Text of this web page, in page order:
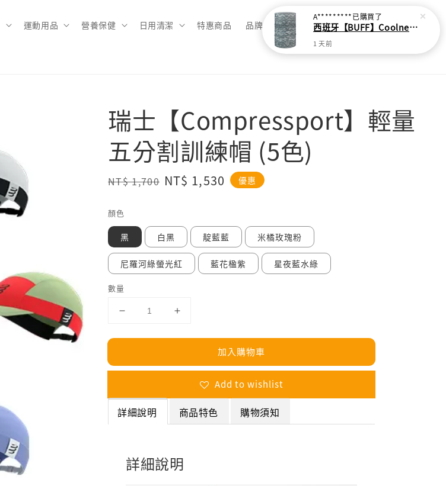
運動用品 營養保健 日用清潔 特惠商品 品牌總覽
瑞士【Compressport】輕量
五分割訓練帽 (5色)
Regular
NT$ 1,700 Sale
NT$ 1,530 優惠
顏色
黑 白黑 靛藍藍 米橘玫瑰粉
尼羅河綠螢光紅 藍花楹紫 星夜藍水綠
數量
加入購物車
Add to wishlist
詳細說明 商品特色 購物須知
詳細說明
A*********已購買了
西班牙【BUFF】Coolnet抗UV頭巾-灰色波紋
1 天前